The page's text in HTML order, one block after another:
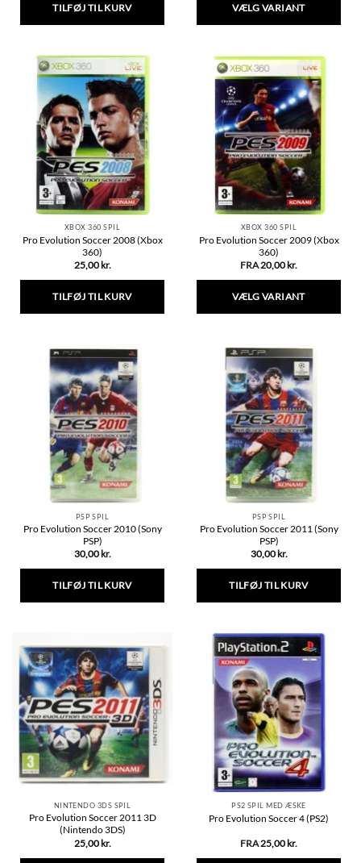
TILFØJ TIL KURV
VÆLG VARIANT
har
flere
varianter.
Mulighederne
kan
vælges
på
varesiden
XBOX 360 SPIL
Pro Evolution Soccer 2008 (Xbox
360)
25,00 kr.
TILFØJ TIL KURV
XBOX 360 SPIL
Pro Evolution Soccer 2009 (Xbox
360)
FRA20,00 kr.
VÆLG VARIANT
har
flere
varianter.
Mulighederne
kan
vælges
på
varesiden
PSP SPIL
Pro Evolution Soccer 2010 (Sony
PSP)
30,00 kr.
TILFØJ TIL KURV
PSP SPIL
Pro Evolution Soccer 2011 (Sony
PSP)
30,00 kr.
TILFØJ TIL KURV
NINTENDO 3DS SPIL
Pro Evolution Soccer 2011 3D
(Nintendo 3DS)
25,00 kr.
PS2 SPIL MED ÆSKE
Pro Evolution Soccer 4 (PS2)
FRA25,00 kr.